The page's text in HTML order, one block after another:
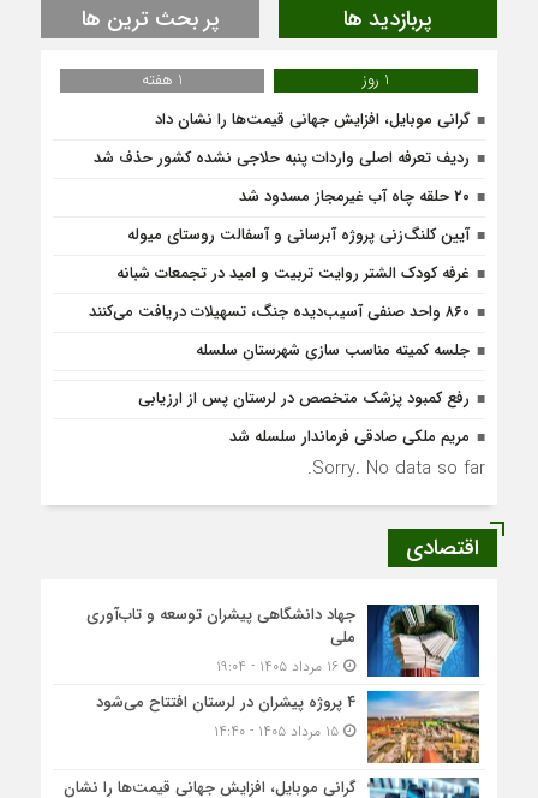
پربازدید ها پر بحث ترین ها
1 روز
1 هفته
گرانی موبایل، افزایش جهانی قیمت‌ها را نشان داد
ردیف تعرفه اصلی واردات پنبه حلاجی نشده کشور حذف شد
۲۰ حلقه چاه آب غیرمجاز مسدود شد
آیین کلنگ‌زنی پروژه آبرسانی و آسفالت روستای میوله
غرفه کودک الشتر روایت تربیت و امید در تجمعات شبانه
۸۶۰ واحد صنفی آسیب‌دیده جنگ، تسهیلات دریافت می‌کنند
جلسه کمیته مناسب سازی شهرستان سلسله
رفع کمبود پزشک متخصص در لرستان پس از ارزیابی
مریم ملکی صادقی فرماندار سلسله شد
Sorry. No data so far.
اقتصادی
جهاد دانشگاهی پیشران توسعه و تاب‌آوری
ملی
۱۶ مرداد ۱۴۰۵ - ۱۹:۰۴
۴ پروژه پیشران در لرستان افتتاح می‌شود
۱۵ مرداد ۱۴۰۵ - ۱۴:۴۰
گرانی موبایل، افزایش جهانی قیمت‌ها را نشان